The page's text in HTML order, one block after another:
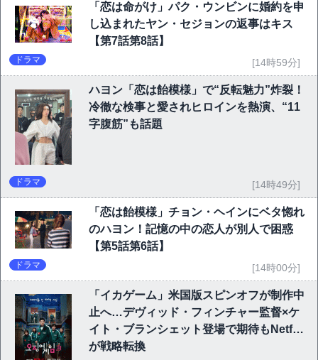
「恋は命がけ」パク・ウンビンに婚約を申
し込まれたヤン・セジョンの返事はキス
【第7話第8話】
ドラマ [14時59分]
ハヨン「恋は飴模様」で“反転魅力”炸裂！
冷徹な検事と愛されヒロインを熱演、“11
字腹筋”も話題
ドラマ [14時49分]
「恋は飴模様」チョン・ヘインにベタ惚れ
のハヨン！記憶の中の恋人が別人で困惑
【第5話第6話】
ドラマ [14時00分]
「イカゲーム」米国版スピンオフが制作中
止へ…デヴィッド・フィンチャー監督×ケ
イト・ブランシェット登場で期待もNetflix
が戦略転換